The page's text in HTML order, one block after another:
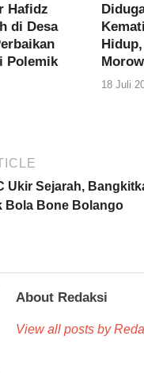
Hafidz
di Desa
Polemik
18 Juli
Ukir Sejarah,
Bola Bone Bolango
About Redaksi
View all posts by